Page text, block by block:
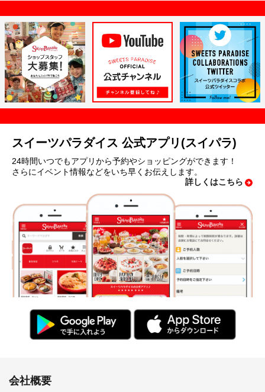
スイーツパラダイス 公式アプリ(スイパラ)
24時間いつでもアプリから予約やショッピングができます！
さらにイベント情報などをいち早くお伝えします。
詳しくはこちら
会社概要